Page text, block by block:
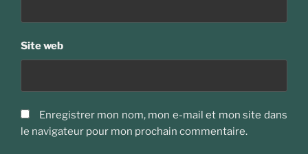
Site web
Enregistrer mon nom, mon e-mail et mon site dans
le navigateur pour mon prochain commentaire.